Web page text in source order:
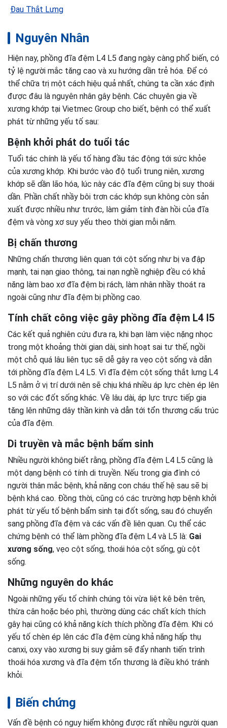
Đau Thắt Lưng
Nguyên Nhân
Hiện nay, phồng đĩa đệm L4 L5 đang ngày càng phổ biến, có
tỷ lệ người mắc tăng cao và xu hướng dần trẻ hóa. Để có
thể chữa trị một cách hiệu quả nhất, chúng ta cần xác định
được đâu là nguyên nhân gây bệnh. Các chuyên gia về
xương khớp tại Vietmec Group cho biết, bệnh có thể xuất
phát từ những yếu tố sau:
Bệnh khởi phát do tuổi tác
Tuổi tác chính là yếu tố hàng đầu tác động tới sức khỏe
của xương khớp. Khi bước vào độ tuổi trung niên, xương
khớp sẽ dần lão hóa, lúc này các đĩa đệm cũng bị suy thoái
dần. Phần chất nhầy bôi trơn các khớp sụn không còn sản
xuất được nhiều như trước, làm giảm tính đàn hồi của đĩa
đệm và vòng xơ suy yếu theo thời gian mỗi năm.
Bị chấn thương
Những chấn thương liên quan tới cột sống như bị va đập
mạnh, tai nạn giao thông, tai nạn nghề nghiệp đều có khả
năng làm bao xơ đĩa đệm bị rách, làm nhân nhầy thoát ra
ngoài cũng như đĩa đệm bị phồng cao.
Tính chất công việc gây phồng đĩa đệm L4 l5
Các kết quả nghiên cứu đưa ra, khi bạn làm việc nặng nhọc
trong một khoảng thời gian dài, sinh hoạt sai tư thế, ngồi
một chỗ quá lâu liên tục sẽ dễ gây ra vẹo cột sống và dẫn
tới phồng đĩa đệm L4 L5. Vì đĩa đệm cột sống thắt lưng L4
L5 nằm ở vị trí dưới nên sẽ chịu khá nhiều áp lực chèn ép lên
so với các đốt sống khác. Về lâu dài, áp lực trực tiếp gia
tăng lên những dây thần kinh và dẫn tới tổn thương cấu trúc
của đĩa đệm.
Di truyền và mắc bệnh bẩm sinh
Nhiều người không biết rằng, phồng đĩa đệm L4 L5 cũng là
một dạng bệnh có tính di truyền. Nếu trong gia đình có
người thân mắc bệnh, khả năng con cháu thế hệ sau sẽ bị
bệnh khá cao. Đồng thời, cũng có các trường hợp bệnh khởi
phát từ yếu tố bệnh bẩm sinh tại đốt sống, sau đó chuyển
sang phồng đĩa đệm và các vấn đề liên quan. Cụ thể các
chứng bệnh có thể làm phồng đĩa đệm L4 và L5 là: Gai
xương sống, vẹo cột sống, thoái hóa cột sống, gù cột
sống.
Những nguyên do khác
Ngoài những yếu tố chính chúng tôi vừa liệt kê bên trên,
thừa cân hoặc béo phì, thường dùng các chất kích thích
gây hại cũng có khả năng kích thích phồng đĩa đệm. Khi có
yếu tố chèn ép lên các đĩa đệm cùng khả năng hấp thụ
canxi, oxy vào xương bị suy giảm sẽ đẩy nhanh tiến trình
thoái hóa xương và đĩa đệm tổn thương là điều khó tránh
khỏi.
Biến chứng
Vấn đề bệnh có nguy hiểm không được rất nhiều người quan